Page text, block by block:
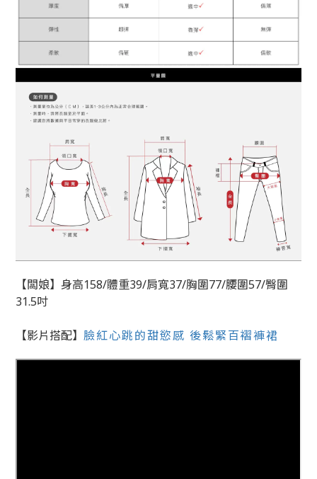
【闆娘】身高158/體重39/肩寬37/胸圍77/腰圍57/臀圍
31.5吋
【影片搭配】 臉紅心跳的甜慾感 後鬆緊百褶褲裙